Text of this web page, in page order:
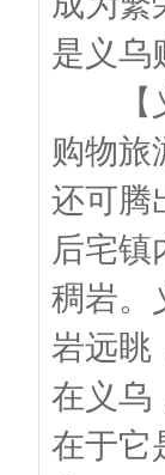
是义乌
【义
购物旅
还可
后宅镇
稠岩。
岩远眺
在义乌
在于它